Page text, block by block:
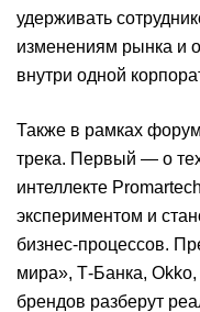
удерживать
изменениям рынка и
внутри одной
Также в рамках
трека. Первый — о
интеллекте
экспериментом и
бизнес-процессов.
мира», Т-Банка,
брендов разберут